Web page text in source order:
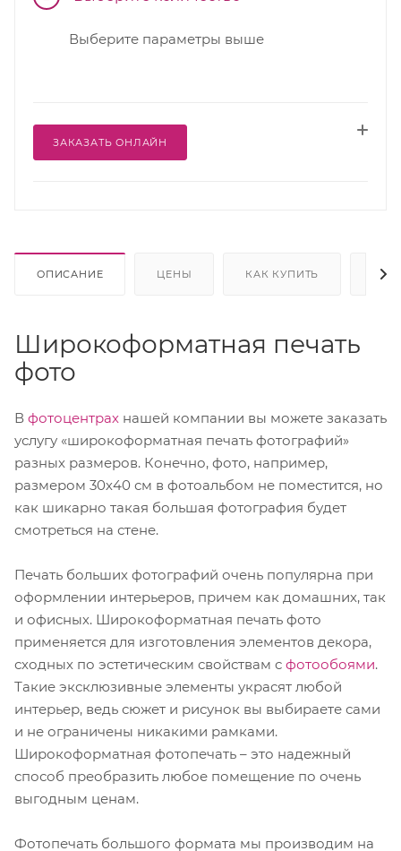
Выберите параметры выше
ЗАКАЗАТЬ ОНЛАЙН
ОПИСАНИЕ ЦЕНЫ КАК КУПИТЬ
Широкоформатная печать
фото
В фотоцентрах нашей компании вы можете заказать
услугу «широкоформатная печать фотографий»
разных размеров. Конечно, фото, например,
размером 30х40 см в фотоальбом не поместится, но
как шикарно такая большая фотография будет
смотреться на стене.
Печать больших фотографий очень популярна при
оформлении интерьеров, причем как домашних, так
и офисных. Широкоформатная печать фото
применяется для изготовления элементов декора,
сходных по эстетическим свойствам с фотообоями.
Такие эксклюзивные элементы украсят любой
интерьер, ведь сюжет и рисунок вы выбираете сами
и не ограничены никакими рамками.
Широкоформатная фотопечать – это надежный
способ преобразить любое помещение по очень
выгодным ценам.
Фотопечать большого формата мы производим на